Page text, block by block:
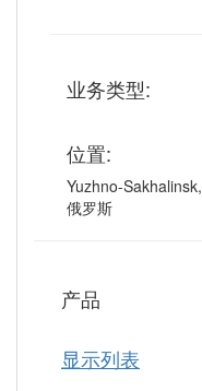
业务类型:
位置:
Yuzhno-Sakhalinsk,
俄罗斯
产品
显示列表